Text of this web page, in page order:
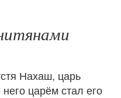
Нахаш, царь
царём стал его